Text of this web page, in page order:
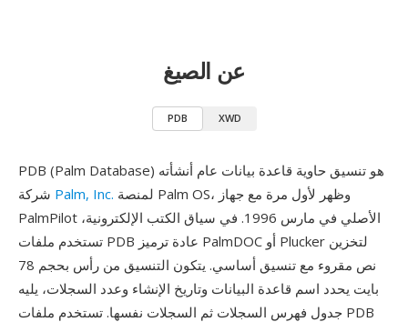
عن الصيغ
PDB XWD
PDB (Palm Database) هو تنسيق حاوية قاعدة بيانات عام أنشأته
Palm, Inc.
PalmPilot الأصلي في مارس 1996. في سياق الكتب الإلكترونية،
تستخدم ملفات PDB عادة ترميز PalmDOC أو Plucker لتخزين
نص مقروء مع تنسيق أساسي. يتكون التنسيق من رأس بحجم 78
بايت يحدد اسم قاعدة البيانات وتاريخ الإنشاء وعدد السجلات، يليه
جدول فهرس السجلات ثم السجلات نفسها. تستخدم ملفات PDB